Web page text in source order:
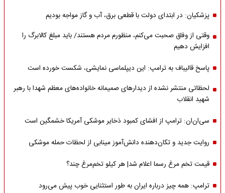
پزشکیان: در ابتدای دولت با قطعی برق، آب و گاز مواجه بودیم
وقتی از وفاق صحبت می‌کنم، منظورم مردم هستند/ باید مبلغ کالابرگ را
افزایش دهیم
پاسخ قالیباف به ترامپ: این دیپلماسی نمایشی، شکست خورده است
لحظاتی منتشر نشده از دیدارهای صمیمانه خانواده‌های معظم شهدا با رهبر
شهید انقلاب
سی‌ان‌ان: ترامپ از افشای کمبود ذخایر موشکی آمریکا خشمگین است
روایت جدید و تکان‌دهنده دانش‌آموز مینابی از لحظات حمله موشکی
قیمت تخم مرغ رسما اعلام شد| هر کیلو تخم‌مرغ چند؟
ترامپ: همه چیز درباره ایران به طور استثنایی خوب پیش می‌رود